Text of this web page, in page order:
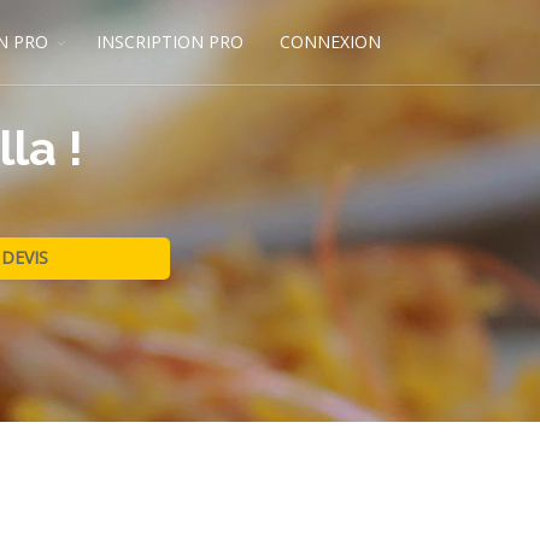
PRO INSCRIPTION PRO CONNEXION
!